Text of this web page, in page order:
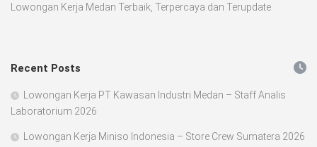
Lowongan Kerja Medan Terbaik, Terpercaya dan Terupdate
Recent Posts
Lowongan Kerja PT Kawasan Industri Medan – Staff Analis
Laboratorium 2026
Lowongan Kerja Miniso Indonesia – Store Crew Sumatera 2026